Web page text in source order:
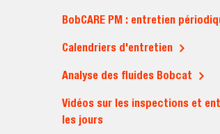
BobCARE PM : entretien
Calendriers d'entretien
Analyse des fluides Bobcat
Vidéos sur les inspections et
les jours